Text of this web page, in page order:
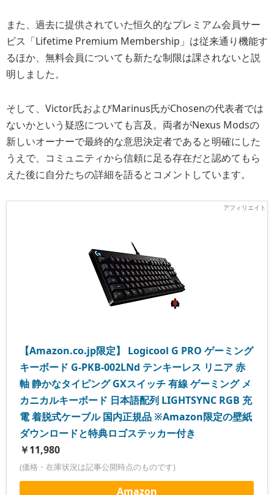
また、過去に提供されていた恒久的なプレミアム会員サー
ビス「Lifetime Premium Membership」は従来通り機能す
るほか、無料会員についても新たな制限は課されないと説
明しました。
そして、 Victor氏およびMarinus氏がChosenの代表者では
ないかという疑惑についても言及。両者がNexus Modsの
新しいオーナーで最終的な意思決定者であると明確にした
うえで、コミュニティから信頼に足る存在だと認めてもら
えた後に自分たちの詳細を語るとコメントしています。
【Amazon.co.jp限定】 Logicool G PRO ゲーミング
キーボード G-PKB-002LNd テンキーレス リニア 赤
軸 静かなタイピング GXスイッチ 有線 ゲーミング メ
カニカルキーボード 日本語配列 LIGHTSYNC RGB 充
電 着脱式ケーブル 国内正規品 ※Amazon限定の壁紙
ダウンロードと特典ロゴステッカー付き
￥11,980
(価格・在庫状況は記事公開時点のものです)
Amazon